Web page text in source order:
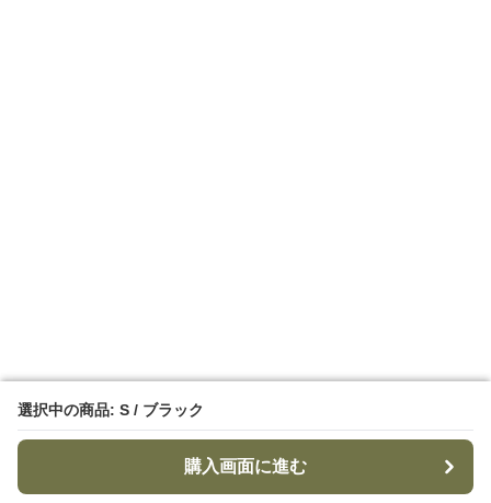
選択中の商品: S / ブラック
購入画面に進む
選択中の商品: S / ブラック
購入画面に進む